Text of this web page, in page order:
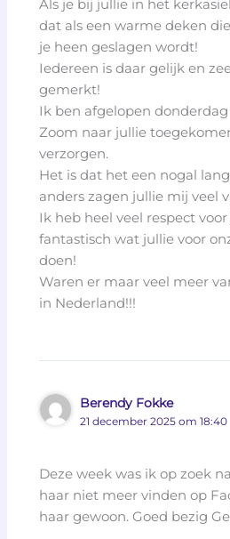
Als je bij jullie in het
dat als een warme deken
je heen geslagen wordt!
Iedereen is daar gelijk en
gemerkt!
Ik ben afgelopen
Zoom naar jullie
verzorgen.
Het is dat het een nogal
anders zagen jullie mij veel
Ik heb heel veel respect
fantastisch wat jullie voor
doen!
Waren er maar veel meer
in Nederland!!!
Berendy Fokke
21 december 2025 om 18:40
Deze week was ik op zoek
haar niet meer vinden op
haar gewoon. Goed bezig